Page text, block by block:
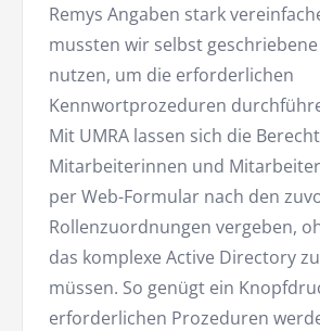
Remys Angaben stark
mussten wir selbst
nutzen, um die erforderlichen
Kennwortprozeduren
Mit UMRA lassen sich die
Mitarbeiterinnen und
per Web-Formular nach den
Rollenzuordnungen vergeben,
das komplexe Active Directory
müssen. So genügt ein
erforderlichen Prozeduren